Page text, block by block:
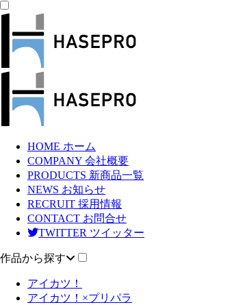
HOME ホーム
COMPANY 会社概要
PRODUCTS 新商品一覧
NEWS お知らせ
RECRUIT 採用情報
CONTACT お問合せ
TWITTER ツイッター
作品から探す
アイカツ！
アイカツ！×プリパラ